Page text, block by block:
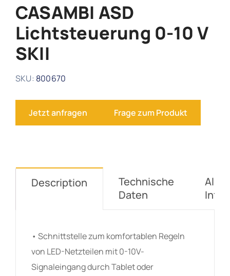
Support
CASAMBI ASD
Lichtsteuerung 0-10 V
SKII
SKU: 800670
Jetzt anfragen Frage zum Produkt
Description
Technische
Daten
• Schnittstelle zum komfortablen Regeln
von LED-Netzteilen mit 0-10V-
Signaleingang durch Tablet oder